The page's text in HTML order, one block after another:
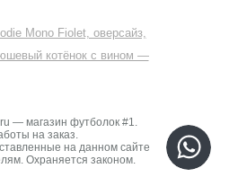
Mono Fiolet, оверсайз,
котёнок с вином —
— магазин футболок #1.
на заказ.
на данном сайте
Охраняется законом.